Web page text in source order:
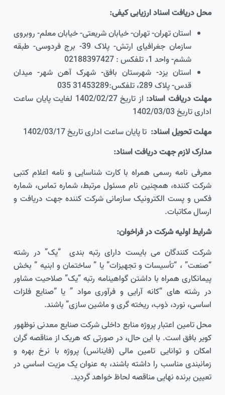
محل دریافت اسناد ارزیابی کیفی:
استان تهران- تهران- خیابان شریعتی- خیابان معلم- روبروی
سازمان جغرافیای ارتش- پلاک 39- برج فردوسی- طبقه
ششم- واحد 1، تلفکس : 02188397427
استان یزد- شهرستان بافق- شهرک آهن شهر- میدان
قدس- پلاک 289، تلفکس:31453289 035
مهلت دریافت اسناد:
از تاریخ 1402/02/27 لغایت پایان ساعت
اداری تاریخ 1402/03/03
مهلت تحویل اسناد: تا پایان ساعت اداری تاریخ 1402/03/17
مدارک لازم جهت دریافت اسناد:
معرفی نامه رسمی همراه با کارت شناسایی و نامه اعلام کتبی
شرکت کننده، همچنین نام مسئول مرتبط، شماره تماس، شماره
فکس و پست الکترونیک سازمانی شرکت کننده جهت دریافت و
ارسال مکاتبات.
شرایط اولیه شرکت در فراخوان:
شرکت کنندگان می بایست دارای رتبه بندی “یک” در رشته
“صنعت” ، “تأسیسات و تجهیزات” یا ” ساختمان و ابنیه ” بخش
پیمانکاری همراه با داشتن گواهینامه رتبه “یک” صلاحیت مشاور
در رشته های “کانه آرایی و فرآوری مواد ” یا “صنایع فلزات
اساسی، نورد، ذوب، ریخته گری و ماشین سازی” باشند.
محل تامین اعتبار پروژه منابع داخلی شرکت صنایع معدنی نوظهور
کویر بافق است. با این حال، در صورتی که هریک از مناقصه گران
امکان و توانایی تامین مالی (فاینانس) پروژه با نرخ بهره و
زمانبندی مناسب را داشته باشند، به عنوان یک مزیت اساسی در
تعیین برنده نهایی مناقصه لحاظ خواهد گردید.